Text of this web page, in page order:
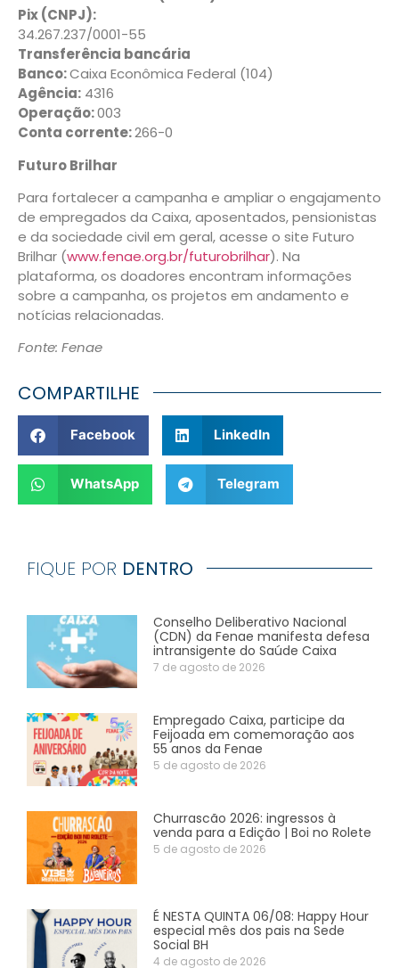
Pix (CNPJ):
34.267.237/0001-55
Transferência bancária
Banco:Caixa Econômica Federal (104)
Agência: 4316
Operação:003
Conta corrente:266-0
Futuro Brilhar
Para fortalecer a campanha e ampliar o engajamento
de empregados da Caixa, aposentados, pensionistas
e da sociedade civil em geral, acesse o site Futuro
Brilhar (www.fenae.org.br/futurobrilhar). Na
plataforma, os doadores encontram informações
sobre a campanha, os projetos em andamento e
notícias relacionadas.
Fonte: Fenae
COMPARTILHE
Facebook LinkedIn
WhatsApp Telegram
FIQUE POR DENTRO
Conselho Deliberativo Nacional
(CDN) da Fenae manifesta defesa
intransigente do Saúde Caixa
7 de agosto de 2026
Empregado Caixa, participe da
Feijoada em comemoração aos
55 anos da Fenae
5 de agosto de 2026
Churrascão 2026: ingressos à
venda para a Edição | Boi no Rolete
5 de agosto de 2026
É NESTA QUINTA 06/08: Happy Hour
especial mês dos pais na Sede
Social BH
4 de agosto de 2026